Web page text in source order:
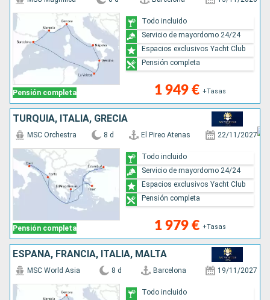
Pensión completa 1 949 € +Tasas
Todo incluido
Servicio de mayordomo 24/24
Espacios exclusivos Yacht Club
Pensión completa
TURQUÍA, ITALIA, GRECIA
Pensión completa
MSC Orchestra 8 d El Pireo Atenas 22/11/2027
1 979 € +Tasas
Todo incluido
Servicio de mayordomo 24/24
Espacios exclusivos Yacht Club
Pensión completa
ESPAÑA, FRANCIA, ITALIA, MALTA
MSC World Asia 8 d Barcelona 19/11/2027
Todo incluido